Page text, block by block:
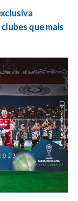
que mais